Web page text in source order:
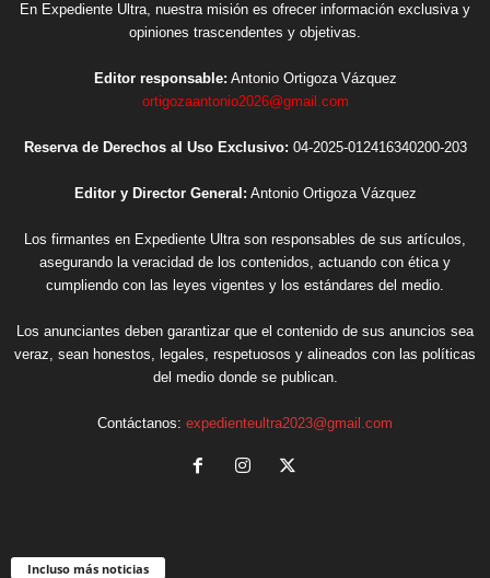
En Expediente Ultra, nuestra misión es ofrecer información exclusiva y
opiniones trascendentes y objetivas.
Editor responsable: Antonio Ortigoza Vázquez
ortigozaantonio2026@gmail.com
Reserva de Derechos al Uso Exclusivo: 04-2025-012416340200-203
Editor y Director General: Antonio Ortigoza Vázquez
Los firmantes en Expediente Ultra son responsables de sus artículos,
asegurando la veracidad de los contenidos, actuando con ética y
cumpliendo con las leyes vigentes y los estándares del medio.
Los anunciantes deben garantizar que el contenido de sus anuncios sea
veraz, sean honestos, legales, respetuosos y alineados con las políticas
del medio donde se publican.
Contáctanos: expedienteultra2023@gmail.com
Incluso más noticias